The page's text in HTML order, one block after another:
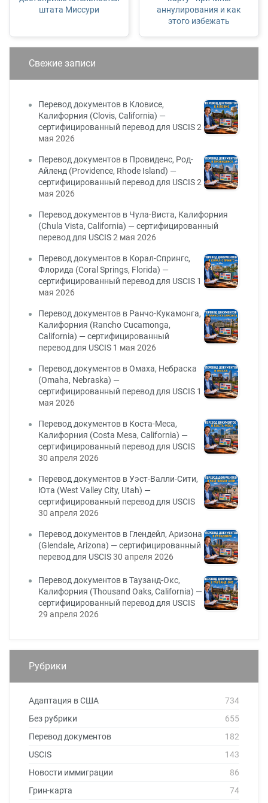
штата Миссури
аннулирования и как
этого избежать
Свежие записи
Перевод документов в Кловисе,
Калифорния (Clovis, California) —
сертифицированный перевод для USCIS2
мая 2026
Перевод документов в Провиденс, Род-
Айленд (Providence, Rhode Island) —
сертифицированный перевод для USCIS2
мая 2026
Перевод документов в Чула-Виста, Калифорния
(Chula Vista, California) — сертифицированный
перевод для USCIS2 мая 2026
Перевод документов в Корал-Спрингс,
Флорида (Coral Springs, Florida) —
сертифицированный перевод для USCIS 1
мая 2026
Перевод документов в Ранчо-Кукамонга,
Калифорния (Rancho Cucamonga,
California) — сертифицированный
перевод для USCIS 1 мая 2026
Перевод документов в Омаха, Небраска
(Omaha, Nebraska) —
сертифицированный перевод для USCIS 1
мая 2026
Перевод документов в Коста-Меса,
Калифорния (Costa Mesa, California) —
сертифицированный перевод для USCIS
30 апреля 2026
Перевод документов в Уэст-Валли-Сити,
Юта (West Valley City, Utah) —
сертифицированный перевод для USCIS
30 апреля 2026
Перевод документов в Глендейл, Аризона
(Glendale, Arizona) — сертифицированный
перевод для USCIS30 апреля 2026
Перевод документов в Таузанд-Окс,
Калифорния (Thousand Oaks, California) —
сертифицированный перевод для USCIS
29 апреля 2026
Рубрики
Адаптация в США
734
Без рубрики
655
Перевод документов
182
USCIS
143
Новости иммиграции
86
Грин-карта
74